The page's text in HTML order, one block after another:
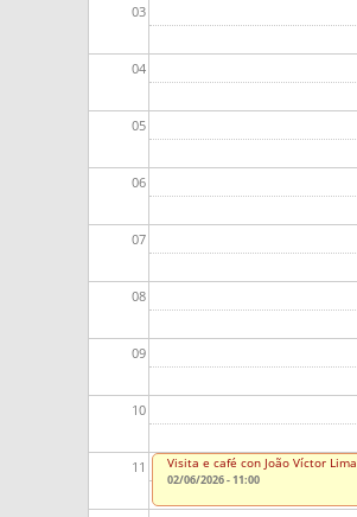
03
04
05
06
07
08
09
10
11 Visita e café con João Víctor Lima
02/06/2026 - 11:00